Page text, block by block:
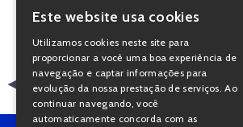
voltar
PORTUGUESE
Este website usa cookies
Utilizamos cookies neste site para
proporcionar a você uma boa experiência de
navegação e captar informações para
evolução da nossa prestação de serviços. Ao
continuar navegando, você
automaticamente concorda com as